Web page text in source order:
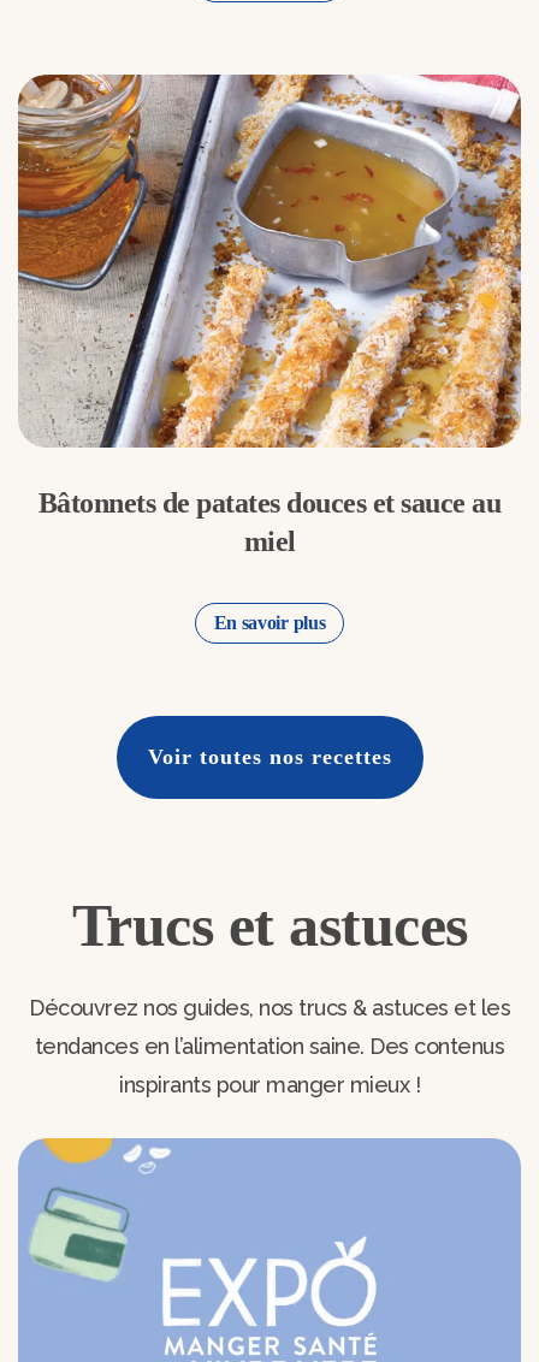
Bâtonnets de patates douces et sauce au
miel
En savoir plus
Voir toutes nos recettes
Trucs et astuces
Découvrez nos guides, nos trucs & astuces et les
tendances en l’alimentation saine. Des contenus
inspirants pour manger mieux !